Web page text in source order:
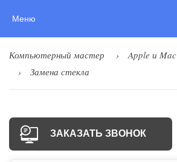
Меню
Компьютерный мастер Apple и Mac
Замена стекла
ЗАКАЗАТЬ ЗВОНОК